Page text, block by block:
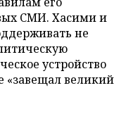
СМИ. Хасими и
не
устройство
«завещал великий